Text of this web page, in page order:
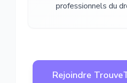
professionnels du
Rejoindre